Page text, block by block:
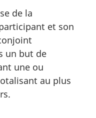
de la
et son
un but de
une ou
au plus